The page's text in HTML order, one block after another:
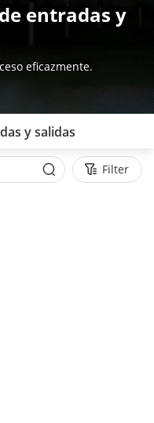
entradas y
eficazmente.
y salidas
Filter